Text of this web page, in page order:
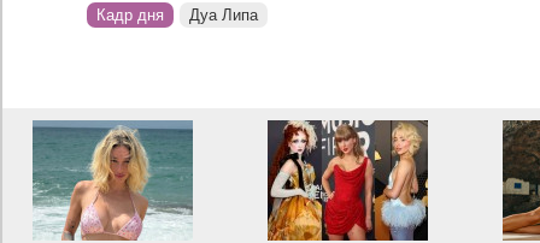
Кадр дня Дуа Липа